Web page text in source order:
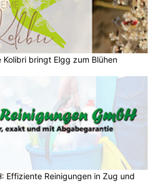
Kolibri bringt Elgg zum Blühen
Effiziente Reinigungen in Zug und